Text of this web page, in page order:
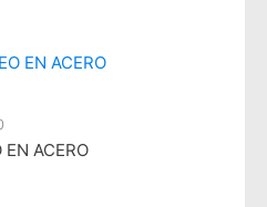
ACERO